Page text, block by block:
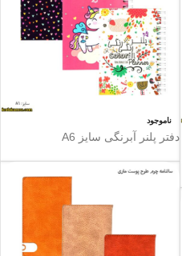
ناموجود
دفتر پلنر آبرنگی سایز A6